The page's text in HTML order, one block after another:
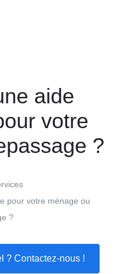
aide
votre
?
pour votre ménage ou
?
? Contactez-nous !